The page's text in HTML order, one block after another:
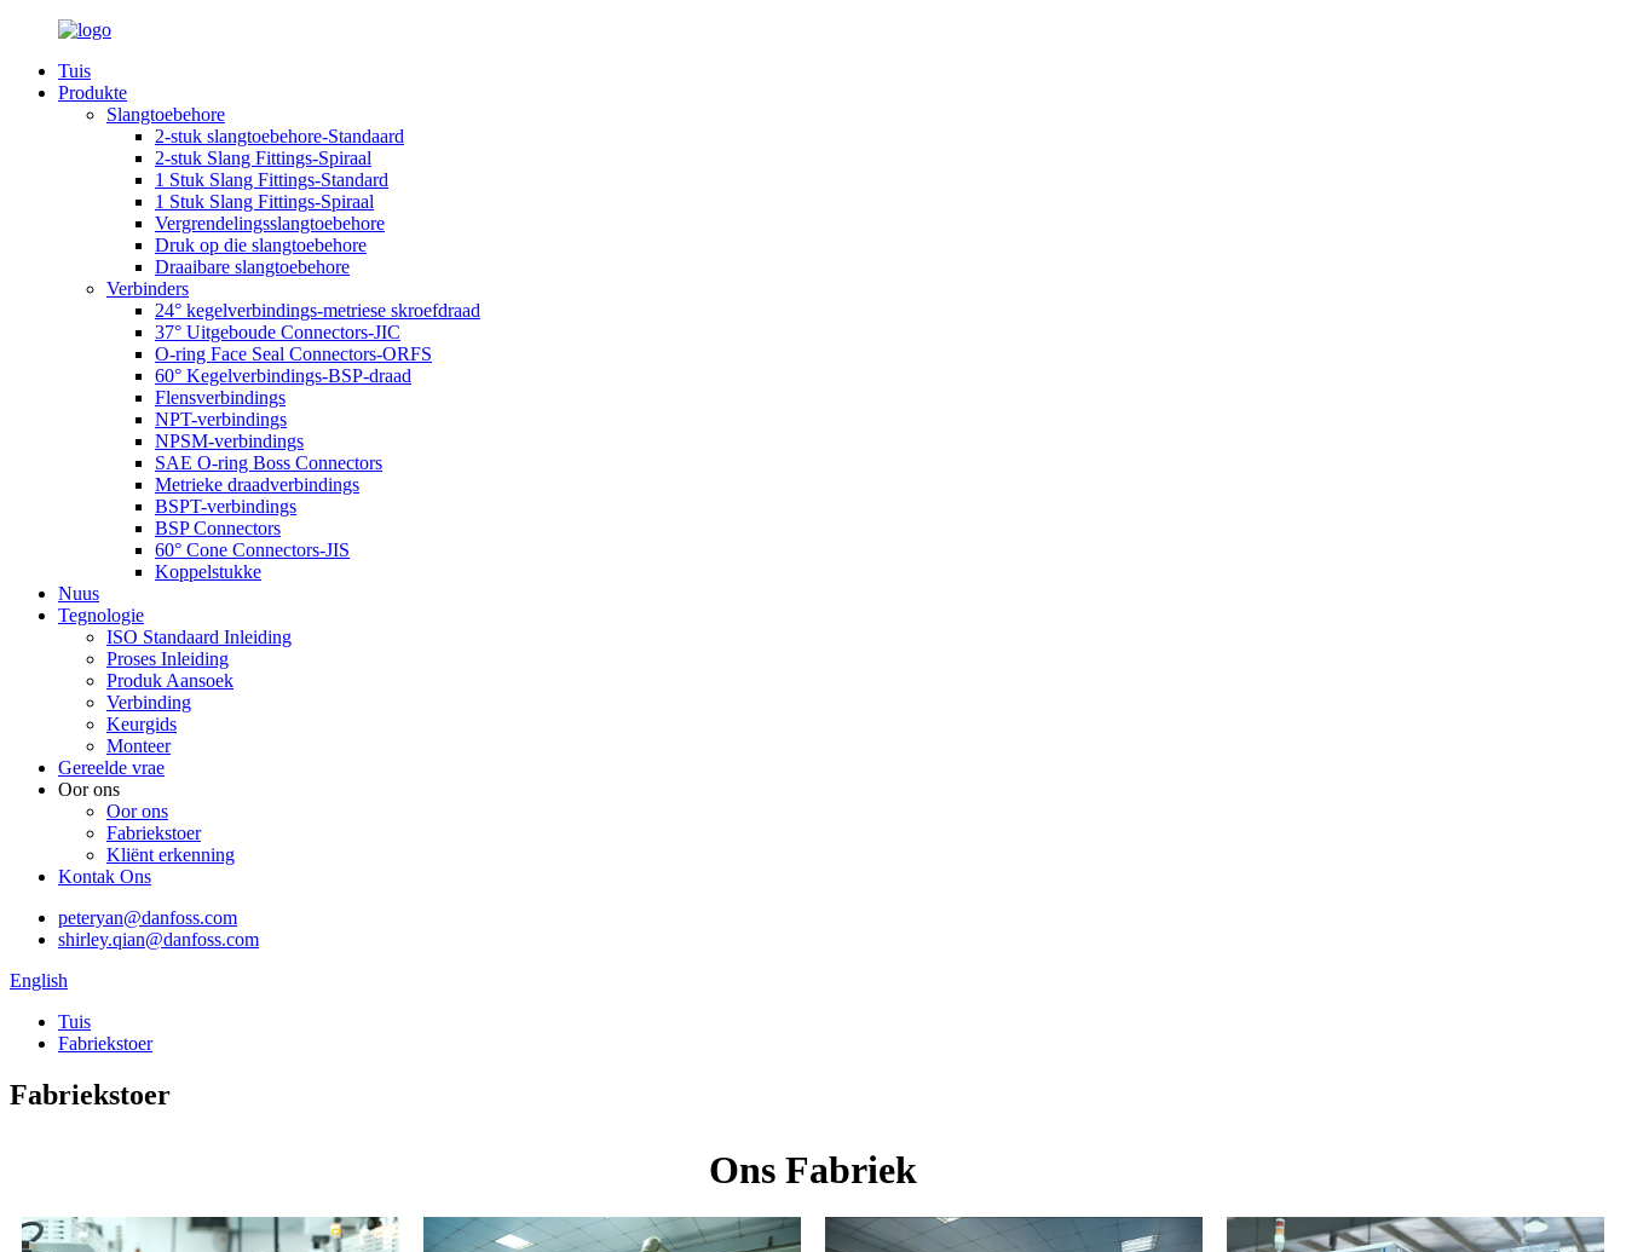
Tuis
Produkte
Slangtoebehore
2-stuk slangtoebehore-Standaard
2-stuk Slang Fittings-Spiraal
1 Stuk Slang Fittings-Standard
1 Stuk Slang Fittings-Spiraal
Vergrendelingsslangtoebehore
Druk op die slangtoebehore
Draaibare slangtoebehore
Verbinders
24° kegelverbindings-metriese skroefdraad
37° Uitgeboude Connectors-JIC
O-ring Face Seal Connectors-ORFS
60° Kegelverbindings-BSP-draad
Flensverbindings
NPT-verbindings
NPSM-verbindings
SAE O-ring Boss Connectors
Metrieke draadverbindings
BSPT-verbindings
BSP Connectors
60° Cone Connectors-JIS
Koppelstukke
Nuus
Tegnologie
ISO Standaard Inleiding
Proses Inleiding
Produk Aansoek
Verbinding
Keurgids
Monteer
Gereelde vrae
Oor ons
Oor ons
Fabriekstoer
Kliënt erkenning
Kontak Ons
peteryan@danfoss.com
shirley.qian@danfoss.com
English
Tuis
Fabriekstoer
Fabriekstoer
Ons Fabriek